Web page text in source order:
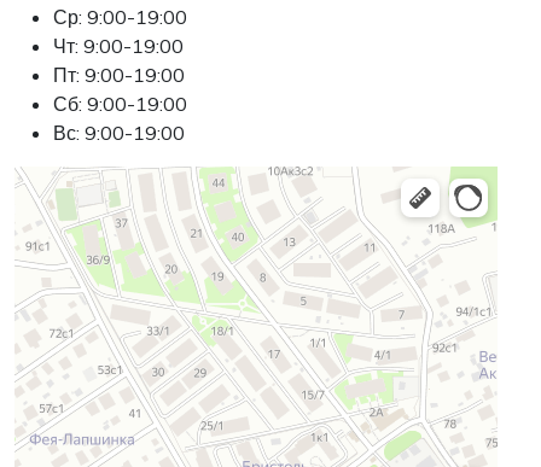
Ср: 9:00-19:00
Чт: 9:00-19:00
Пт: 9:00-19:00
Сб: 9:00-19:00
Вс: 9:00-19:00